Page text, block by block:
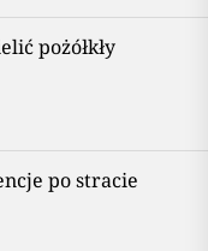
pożółkły
po stracie